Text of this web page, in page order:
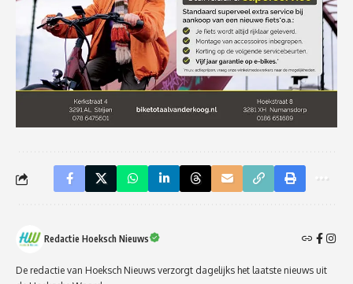
Redactie Hoeksch Nieuws
De redactie van Hoeksch Nieuws verzorgt dagelijks het laatste nieuws uit